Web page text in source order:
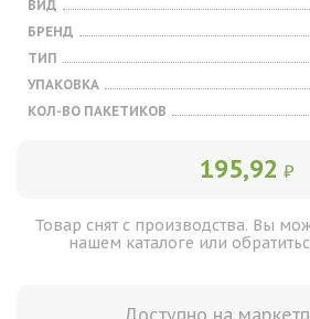
ВИД
БРЕНД
ТИП
УПАКОВКА
КОЛ-ВО ПАКЕТИКОВ
195,92 ₽
Товар снят с производства. Вы
нашем каталоге или
Доступно на